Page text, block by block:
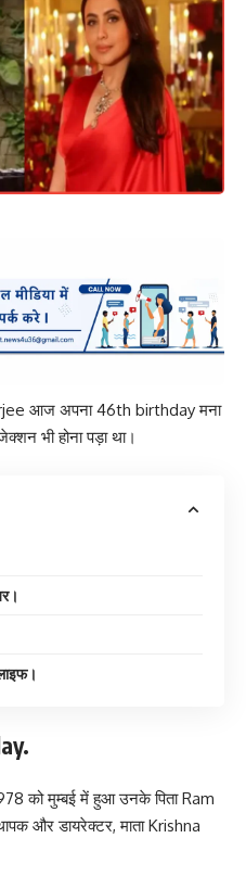
आज अपना 46th birthday मना
भी होना पड़ा था।
को मुम्बई में हुआ उनके पिता Ram
और डायरेक्टर, माता Krishna